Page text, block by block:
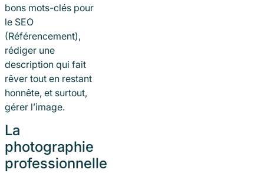
bons mots-clés pour
le SEO
(Référencement),
rédiger une
description qui fait
rêver tout en restant
honnête, et surtout,
gérer l’image.
La
photographie
professionnelle